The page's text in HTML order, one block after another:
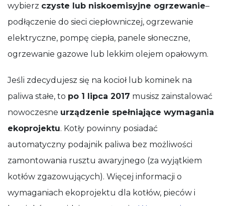
wybierz czyste lub niskoemisyjne ogrzewanie–
podłączenie do sieci ciepłowniczej, ogrzewanie
elektryczne, pompę ciepła, panele słoneczne,
ogrzewanie gazowe lub lekkim olejem opałowym.
Jeśli zdecydujesz się na kocioł lub kominek na
paliwa stałe, to po 1 lipca 2017 musisz zainstalować
nowoczesne urządzenie spełniające wymagania
ekoprojektu. Kotły powinny posiadać
automatyczny podajnik paliwa bez możliwości
zamontowania rusztu awaryjnego (za wyjątkiem
kotłów zgazowujących). Więcej informacji o
wymaganiach ekoprojektu dla kotłów, pieców i